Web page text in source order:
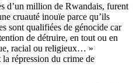
d’un million de Rwandais, furent
cruauté inouïe parce qu’ils
sont qualifiées de génocide car
de détruire, en tout ou en
racial ou religieux… »
répression du crime de